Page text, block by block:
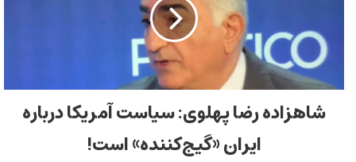
شاهزاده رضا پهلوی: سیاست آمریکا درباره
ایران «گیج‌کننده» است!